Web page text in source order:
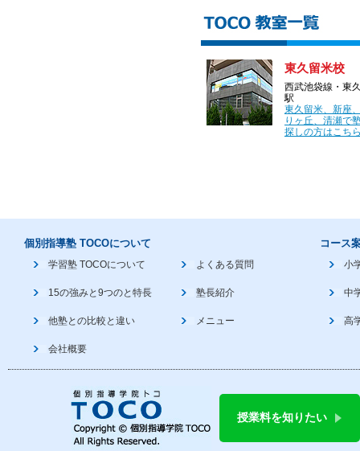
東久留米校
西武池袋線・東
駅
東久留米、新座
りヶ丘、清瀬で
探しの方はこち
個別指導塾 TOCOについて
学習塾 TOCOについて
15の強みと9つのと特長
他塾との比較と違い
会社概要
よくある質問
塾長紹介
メニュー
コース
小
中
高
授業料を知りたい